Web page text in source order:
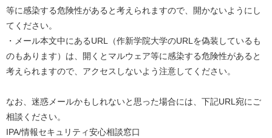
等に感染する危険性があると考えられますので、開かないようにし
てください。
・メール本文中にあるURL（作新学院大学のURLを偽装しているも
のもあります）は、開くとマルウェア等に感染する危険性があると
考えられますので、アクセスしないよう注意してください。
なお、迷惑メールかもしれないと思った場合には、下記URL宛にご
相談ください。
IPA/情報セキュリティ安心相談窓口